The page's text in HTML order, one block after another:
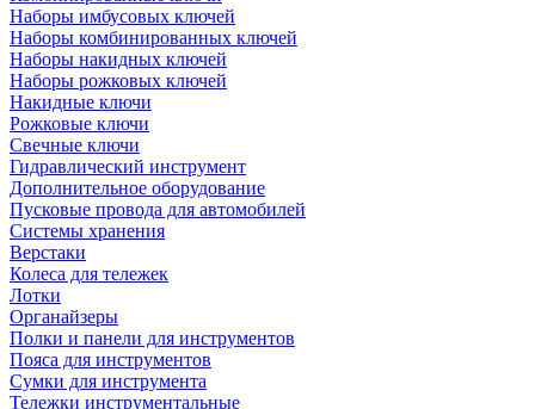
Наборы имбусовых ключей
Наборы комбинированных ключей
Наборы накидных ключей
Наборы рожковых ключей
Накидные ключи
Рожковые ключи
Свечные ключи
Гидравлический инструмент
Дополнительное оборудование
Пусковые провода для автомобилей
Системы хранения
Верстаки
Колеса для тележек
Лотки
Органайзеры
Полки и панели для инструментов
Пояса для инструментов
Сумки для инструмента
Тележки инструментальные